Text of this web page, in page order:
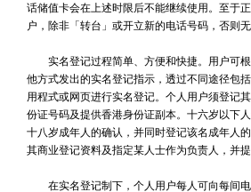
话储值卡会在上述时限后不能继续使用。至于
户，除非「转台」或开立新的电话号码，否则无
实名登记过程简单、方便和快捷。用户可根
他方式发出的实名登记指示，透过不同途径包
用程式或网页进行实名登记。个人用户须登记
份证号码及提供香港身份证副本。十六岁以下
十八岁成年人的确认，并同时登记该名成年人
其商业登记资料及指定某人士作为负责人，并
在实名登记制下，个人用户每人可向每间电